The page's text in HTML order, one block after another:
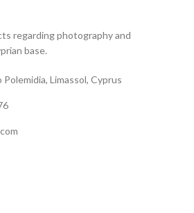
regarding photography and
base.
Limassol, Cyprus